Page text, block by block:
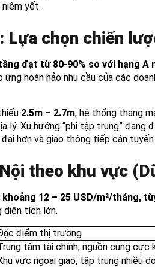
yết.
Lựa chọn chiến
đạt từ 80-90% so với hạng
hoàn hảo nhu cầu của các
2.5m – 2.7m, hệ thống thang
Xu hướng “phi tập trung”
hơn và giao thông tiếp cận
theo khu vực
12 – 25 USD/m²/tháng,
diện tích lớn.
điểm thị trường
tâm tài chính, nguồn cung cực
vực ngoại giao, tập trung nhiều